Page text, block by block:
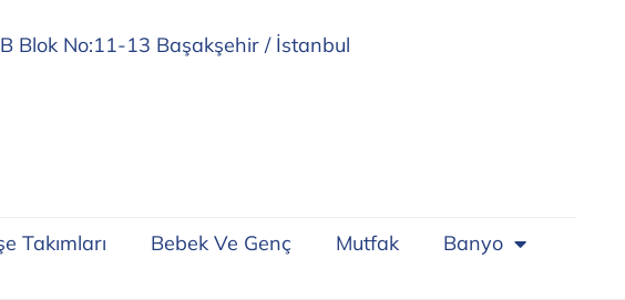
Blok No:11-13 Başakşehir / İstanbul
Takımları Bebek Ve Genç Mutfak Banyo